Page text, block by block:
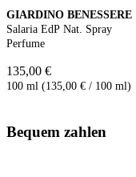
GIARDINO BENESSERE
Salaria EdP Nat. Spray
Perfume
135,00 €
100 ml (135,00 € / 100 ml)
Bequem zahlen